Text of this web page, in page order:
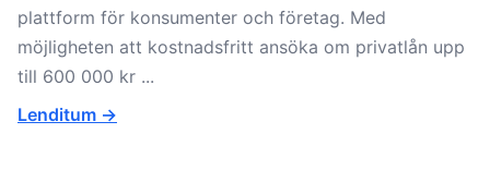
plattform för konsumenter och företag. Med
möjligheten att kostnadsfritt ansöka om privatlån upp
till 600 000 kr ...
Lenditum ->